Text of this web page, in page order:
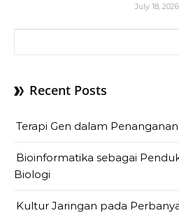
July 18, 2026
Recent Posts
Terapi Gen dalam
Bioinformatika sebagai
Biologi
Kultur Jaringan pada